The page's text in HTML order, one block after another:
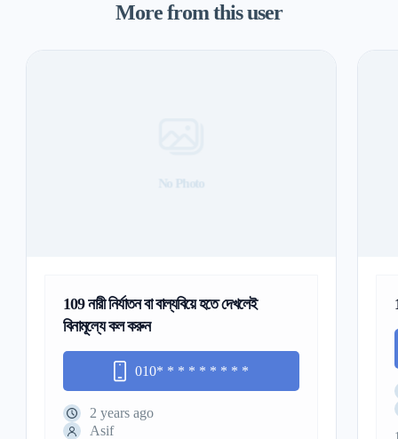
More from this user
No Photo
109 নারী নির্যাতন বা বাল্যবিয়ে হতে দেখলেই
বিনামূল্যে কল করুন
010* * * * * * * * *
2 years ago
Asif